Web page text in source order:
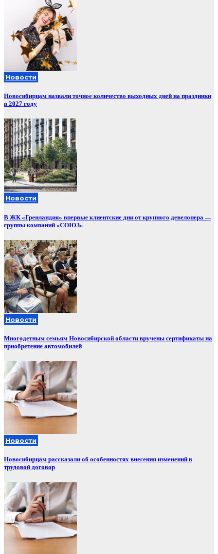
Новости
Новосибирцам назвали точное количество выходных дней на праздники
в 2027 году
Новости
В ЖК «Гренландия» впервые клиентские дни от крупного девелопера —
группы компаний «СОЮЗ»
Новости
Многодетным семьям Новосибирской области вручены сертификаты на
приобретение автомобилей
Новости
Новосибирцам рассказали об особенностях внесения изменений в
трудовой договор